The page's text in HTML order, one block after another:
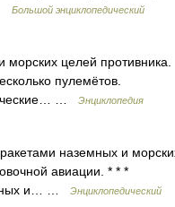
Большой энциклопедический
целей противника.
пулемётов.
…
Энциклопедия
наземных и
авиации. * * *
и… …
Энциклопедический